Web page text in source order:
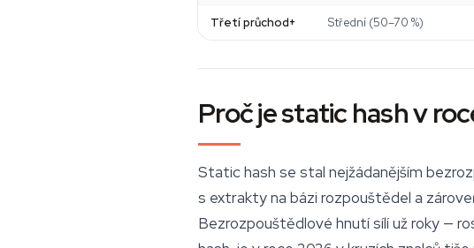
Třetí průchod+ Střední (50–70 %)
Proč je static hash v
Static hash se stal nejžádanějším
s extrakty na bázi rozpouštědel a
Bezrozpouštědlové hnutí sílí už roky —